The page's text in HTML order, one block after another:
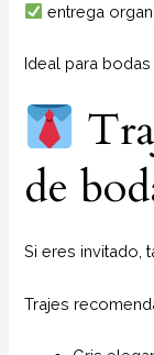
entrega
Ideal para bodas
de
Si eres invitado,
Trajes